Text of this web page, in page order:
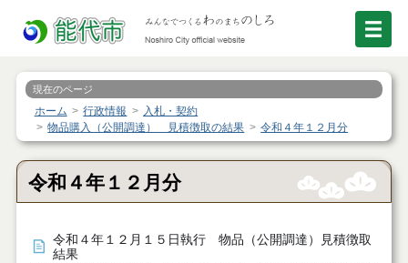
現在のページ
ホーム 行政情報
入札・契約
物品購入（公開調達） 見積徴取の結果
令和４年１２月分
令和４年１２月分
令和４年１２月１５日執行 物品（公開調達）見積徴取
結果